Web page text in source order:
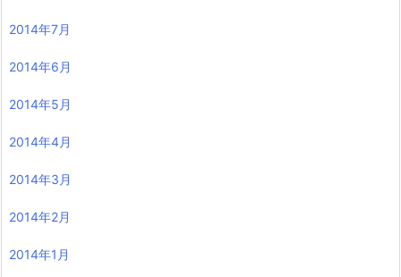
2014年7月
2014年6月
2014年5月
2014年4月
2014年3月
2014年2月
2014年1月